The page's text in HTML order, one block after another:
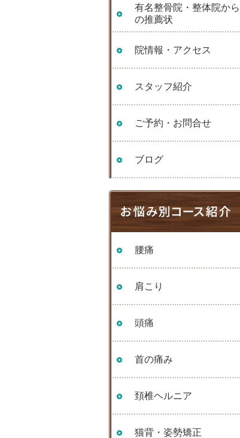
有名整骨院・整体院から
の推薦状
院情報・アクセス
スタッフ紹介
ご予約・お問合せ
ブログ
腰痛
肩こり
頭痛
首の痛み
頚椎ヘルニア
猫背・姿勢矯正